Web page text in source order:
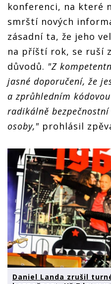
konferenci, na které
smrští nových
zásadní ta, že jeho
na příští rok, se ruší
důvodů. "Z
jasné doporučení, že
a zprůhledním
radikálně
osoby," prohlásil
Daniel Landa zrušil